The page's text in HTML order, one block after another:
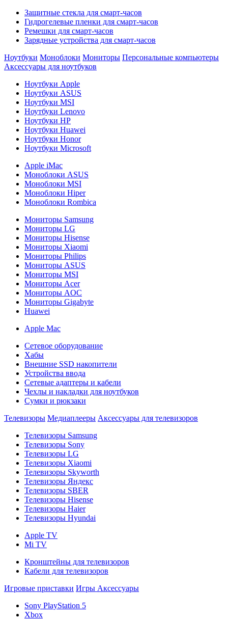
Защитные стекла для смарт-часов
Гидрогелевые пленки для смарт-часов
Ремешки для смарт-часов
Зарядные устройства для смарт-часов
Ноутбуки Моноблоки Мониторы Персональные компьютеры
Аксессуары для ноутбуков
Ноутбуки Apple
Ноутбуки ASUS
Ноутбуки MSI
Ноутбуки Lenovo
Ноутбуки HP
Ноутбуки Huawei
Ноутбуки Honor
Ноутбуки Microsoft
Apple iMac
Моноблоки ASUS
Моноблоки MSI
Моноблоки Hiper
Моноблоки Rombica
Мониторы Samsung
Мониторы LG
Мониторы Hisense
Мониторы Xiaomi
Мониторы Philips
Мониторы ASUS
Мониторы MSI
Мониторы Acer
Мониторы AOC
Мониторы Gigabyte
Huawei
Apple Mac
Сетевое оборудование
Хабы
Внешние SSD накопители
Устройства ввода
Сетевые адаптеры и кабели
Чехлы и накладки для ноутбуков
Сумки и рюкзаки
Телевизоры Медиаплееры Аксессуары для телевизоров
Телевизоры Samsung
Телевизоры Sony
Телевизоры LG
Телевизоры Xiaomi
Телевизоры Skyworth
Телевизоры Яндекс
Телевизоры SBER
Телевизоры Hisense
Телевизоры Haier
Телевизоры Hyundai
Apple TV
Mi TV
Кронштейны для телевизоров
Кабели для телевизоров
Игровые приставки Игры Аксессуары
Sony PlayStation 5
Xbox